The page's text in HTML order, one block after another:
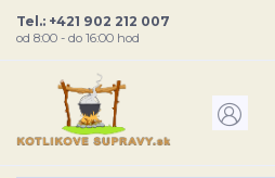
Tel.: +421 902 212 007
od 8:00 - do 16:00 hod